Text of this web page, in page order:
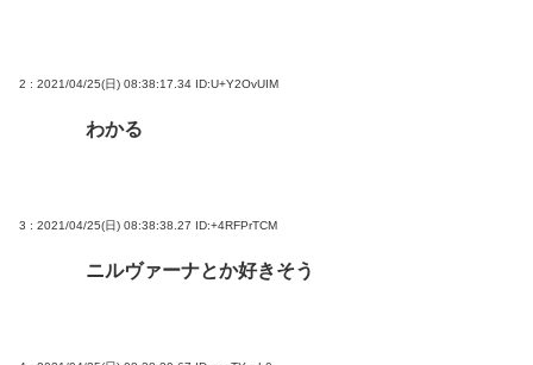
【悲報】日本さん、いよいよ本格的に壊れるwww
英名門大学最年少の黒人教授が辞任 論文盗作疑惑に
に当たる」
2 : 2021/04/25(日) 08:38:17.34 ID:U+Y2OvUIM
わかる
3 : 2021/04/25(日) 08:38:38.27 ID:+4RFPrTCM
ニルヴァーナとか好きそう